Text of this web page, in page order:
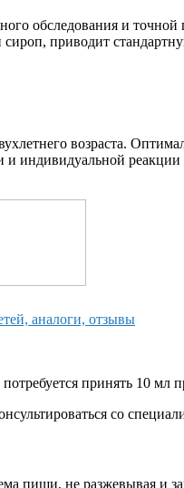
обследования и
приводит
возраста.
индивидуальной
аналоги, отзывы
принять 10 мл
со
пищи, не разжевывая и